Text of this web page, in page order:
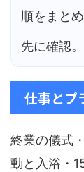
順をまと
先に確認。
仕事とプ
終業の儀式
動と入浴・